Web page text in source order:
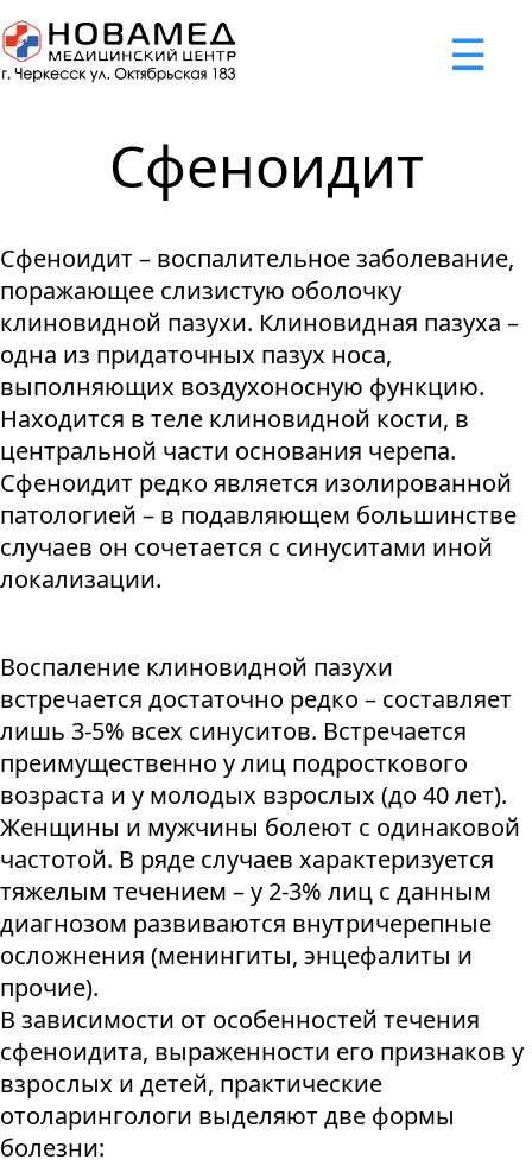
☰
x
Задать вопрос
Я принимаю"Cоглашение
об обработке персональных
данных."
Отправить вопрос
Успешно
Мы свяжемся с вами в ближайшее время
Неудача
Некорректно введен номер телефона
Неудача
Отклонена капча
Неудача
Не введено имя или вопрос
Неудача
Не принято соглашение
Сфеноидит
Сфеноидит – воспалительное заболевание,
поражающее слизистую оболочку
клиновидной пазухи. Клиновидная пазуха –
одна из придаточных пазух носа,
выполняющих воздухоносную функцию.
Находится в теле клиновидной кости, в
центральной части основания черепа.
Сфеноидит редко является изолированной
патологией – в подавляющем большинстве
случаев он сочетается с синуситами иной
локализации.
Воспаление клиновидной пазухи
встречается достаточно редко – составляет
лишь 3-5% всех синуситов. Встречается
преимущественно у лиц подросткового
возраста и у молодых взрослых (до 40 лет).
Женщины и мужчины болеют с одинаковой
частотой. В ряде случаев характеризуется
тяжелым течением – у 2-3% лиц с данным
диагнозом развиваются внутричерепные
осложнения (менингиты, энцефалиты и
прочие).
В зависимости от особенностей течения
сфеноидита, выраженности его признаков у
взрослых и детей, практические
отоларингологи выделяют две формы
болезни: